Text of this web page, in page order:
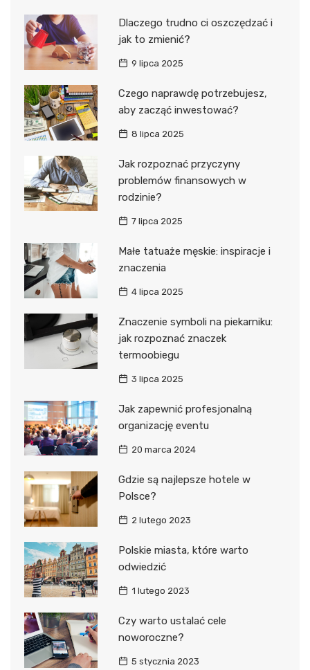
Dlaczego trudno ci oszczędzać i
jak to zmienić?
9 lipca 2025
Czego naprawdę potrzebujesz,
aby zacząć inwestować?
8 lipca 2025
Jak rozpoznać przyczyny
problemów finansowych w
rodzinie?
7 lipca 2025
Małe tatuaże męskie: inspiracje i
znaczenia
4 lipca 2025
Znaczenie symboli na piekarniku:
jak rozpoznać znaczek
termoobiegu
3 lipca 2025
Jak zapewnić profesjonalną
organizację eventu
20 marca 2024
Gdzie są najlepsze hotele w
Polsce?
2 lutego 2023
Polskie miasta, które warto
odwiedzić
1 lutego 2023
Czy warto ustalać cele
noworoczne?
5 stycznia 2023